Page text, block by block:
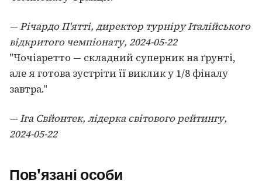
— Річардо П'ятті, директор турніру Італійського
відкритого чемпіонату, 2024-05-22
"Чочіаретто — складний суперник на ґрунті,
але я готова зустріти її виклик у 1/8 фіналу
завтра."
— Іга Свйонтек, лідерка світового рейтингу,
2024-05-22
Пов'язані особи